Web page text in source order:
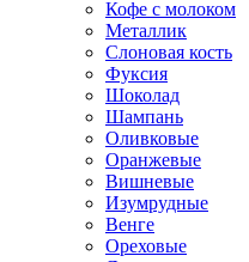
Кофе с молоком
Металлик
Слоновая кость
Фуксия
Шоколад
Шампань
Оливковые
Оранжевые
Вишневые
Изумрудные
Венге
Ореховые